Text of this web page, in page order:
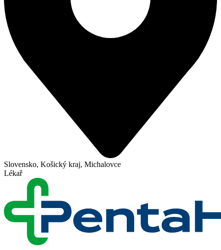
Slovensko, Košický kraj, Michalovce
Lékař